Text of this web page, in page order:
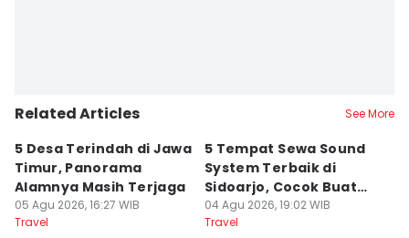
Related Articles See More
5 Desa Terindah di Jawa
Timur, Panorama
Alamnya Masih Terjaga
05 Agu 2026, 16:27 WIB
Travel
5 Tempat Sewa Sound
System Terbaik di
Sidoarjo, Cocok Buat
Agustusan
04 Agu 2026, 19:02 WIB
Travel